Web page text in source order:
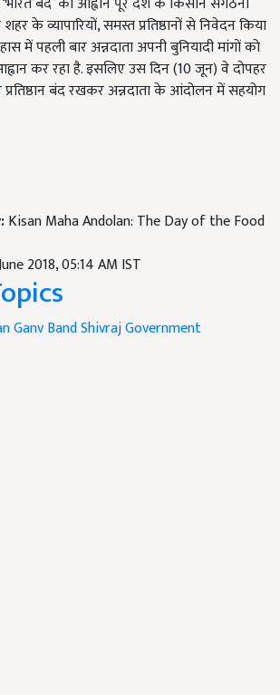
शहर के व्यापारियों, समस्त प्रतिष्ठानों से निवेदन किया
में पहली बार अन्नदाता अपनी बुनियादी मांगों को
कर रहा है. इसलिए उस दिन (10 जून) वे दोपहर
बंद रखकर अन्नदाता के आंदोलन में सहयोग
Kisan Maha Andolan: The Day of the Food
2018, 05:14 AM IST
Ganv BandShivraj Government